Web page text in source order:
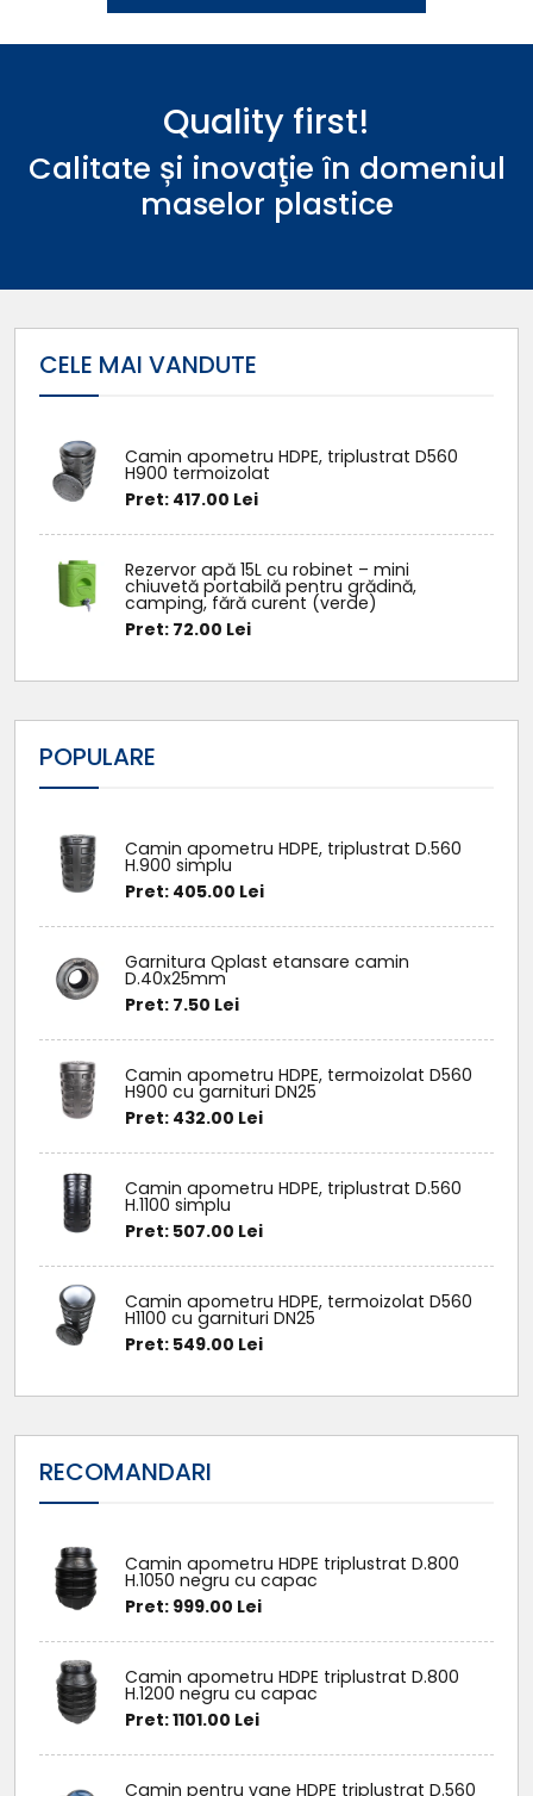
Quality first!
Calitate și inovaţie în domeniul
maselor plastice
CELE MAI VANDUTE
Camin apometru HDPE, triplustrat D560
H900 termoizolat
Pret: 417.00 Lei
Rezervor apă 15L cu robinet – mini
chiuvetă portabilă pentru grădină,
camping, fără curent (verde)
Pret: 72.00 Lei
POPULARE
Camin apometru HDPE, triplustrat D.560
H.900 simplu
Pret: 405.00 Lei
Garnitura Qplast etansare camin
D.40x25mm
Pret: 7.50 Lei
Camin apometru HDPE, termoizolat D560
H900 cu garnituri DN25
Pret: 432.00 Lei
Camin apometru HDPE, triplustrat D.560
H.1100 simplu
Pret: 507.00 Lei
Camin apometru HDPE, termoizolat D560
H1100 cu garnituri DN25
Pret: 549.00 Lei
RECOMANDARI
Camin apometru HDPE triplustrat D.800
H.1050 negru cu capac
Pret: 999.00 Lei
Camin apometru HDPE triplustrat D.800
H.1200 negru cu capac
Pret: 1101.00 Lei
Camin pentru vane HDPE triplustrat D.560